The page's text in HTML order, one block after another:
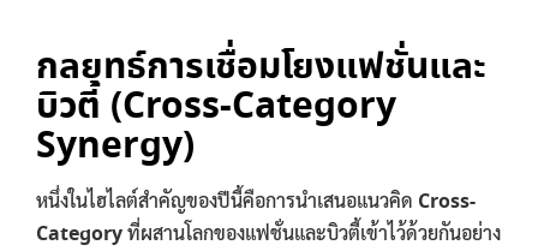
กลยุทธ์การเชื่อมโยงแฟชั่นและ
บิวตี้ (Cross-Category
Synergy)
หนึ่งในไฮไลต์สำคัญของปีนี้คือการนำเสนอแนวคิด Cross-
Categoryที่ผสานโลกของแฟชั่นและบิวตี้เข้าไว้ด้วยกันอย่าง